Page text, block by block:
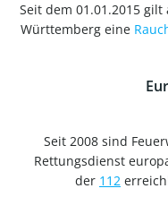
Seit dem 01.01.2015
Württemberg eine
Seit 2008 sind
Rettungsdienst
der 112